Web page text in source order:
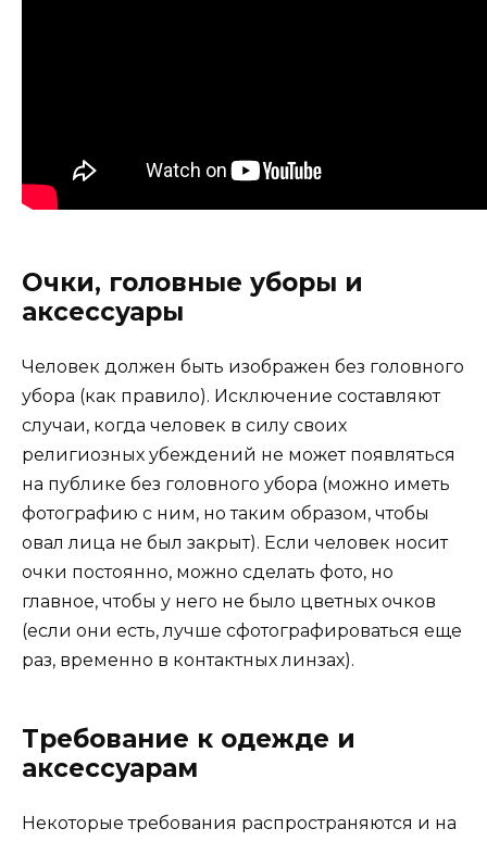
Очки, головные уборы и
аксессуары
Человек должен быть изображен без головного
убора (как правило). Исключение составляют
случаи, когда человек в силу своих
религиозных убеждений не может появляться
на публике без головного убора (можно иметь
фотографию с ним, но таким образом, чтобы
овал лица не был закрыт). Если человек носит
очки постоянно, можно сделать фото, но
главное, чтобы у него не было цветных очков
(если они есть, лучше сфотографироваться еще
раз, временно в контактных линзах).
Требование к одежде и
аксессуарам
Некоторые требования распространяются и на